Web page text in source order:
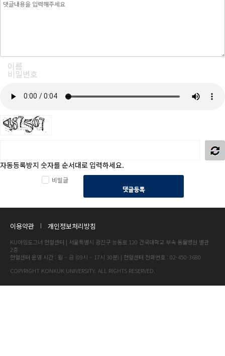
자동등록방지 숫자를 순서대로 입력하세요.
비밀글
댓글등록
이용약관 개인정보처리방침
KU아임도그너 헌혈센터 | 서울특별시 광진구 능동로 120 건국대학교 부속 동물병원 별관
2층
헌혈센터 운영 시간 : 월 ~ 금 (09시 ~ 17시 30분) | 헌혈센터 전화번호 : 02-450-3680
COPYRIGHT KONKUK UNIVERSITY. ALL RIGHTS RESERVED.